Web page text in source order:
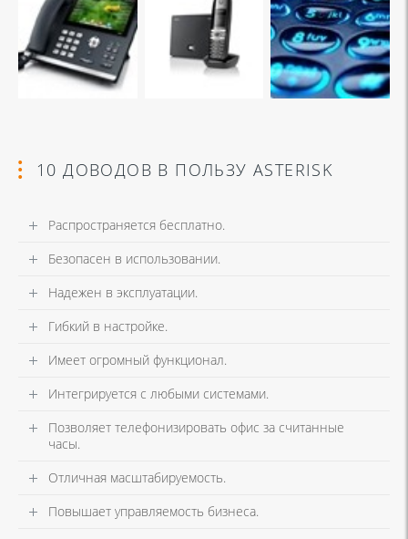
10 ДОВОДОВ В ПОЛЬЗУ ASTERISK
Распространяется бесплатно.
Безопасен в использовании.
Надежен в эксплуатации.
Гибкий в настройке.
Имеет огромный функционал.
Интегрируется с любыми системами.
Позволяет телефонизировать офис за считанные
часы.
Отличная масштабируемость.
Повышает управляемость бизнеса.